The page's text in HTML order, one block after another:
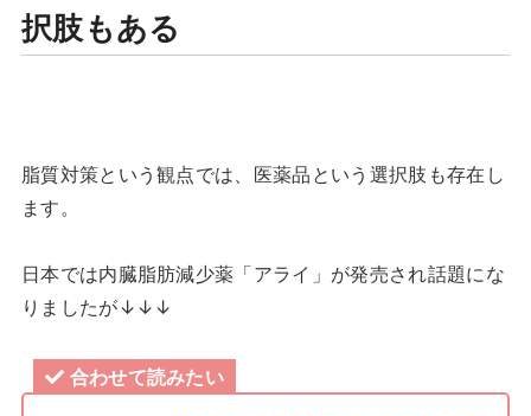
択肢もある
脂質対策という観点では、医薬品という選択肢も存在し
ます。
日本では内臓脂肪減少薬「アライ」が発売され話題にな
りましたが↓↓↓
合わせて読みたい